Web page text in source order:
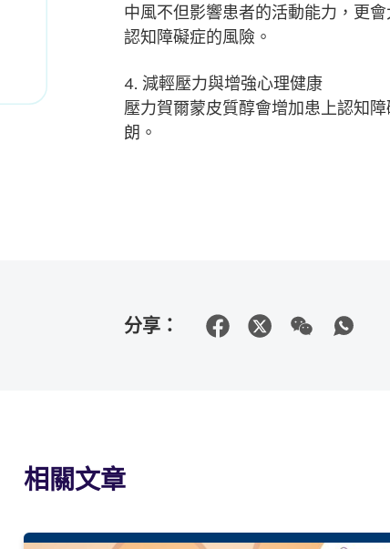
中風不但影響患者的活動能力，更
認知障礙症的風險。
4. 減輕壓力與增強心理健康
壓力賀爾蒙皮質醇會增加患上認知
朗。
分享：
相關文章